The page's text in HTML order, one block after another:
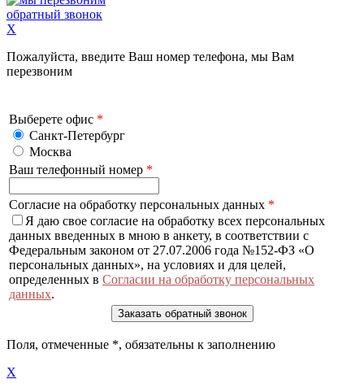
обратный звонок
X
Пожалуйста, введите Ваш номер телефона, мы Вам
перезвоним
Выберете офис *
Санкт-Петербург
Москва
Ваш телефонный номер *
Согласие на обработку персональных данных *
Я даю свое согласие на обработку всех персональных
данных введенных в мною в анкету, в соответствии с
Федеральным законом от 27.07.2006 года №152-ФЗ «О
персональных данных», на условиях и для целей,
определенных в Согласии на обработку персональных
данных.
Поля, отмеченные *, обязательны к заполнению
X